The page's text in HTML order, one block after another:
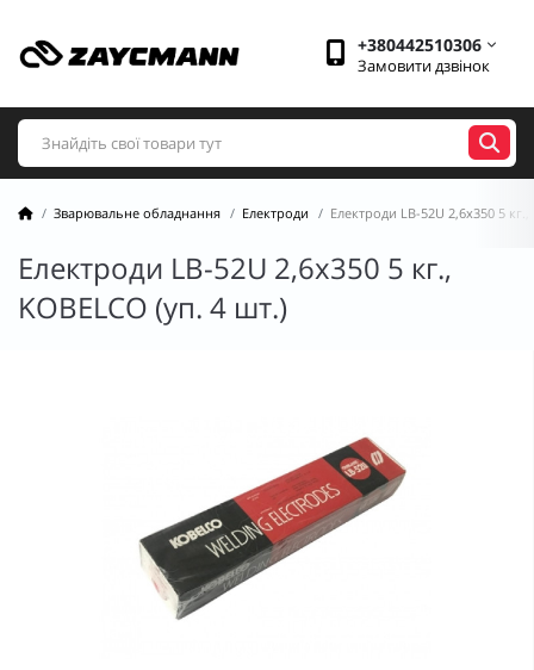
+380442510306
Замовити дзвінок
Зварювальне обладнання Електроди Електроди LB-52U 2,6х350 5
Електроди LB-52U 2,6х350 5 кг.,
KOBELCO (уп. 4 шт.)